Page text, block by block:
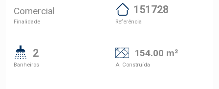
Comercial
Finalidade
151728
Referência
2
Banheiros
154.00 m²
A. Construída